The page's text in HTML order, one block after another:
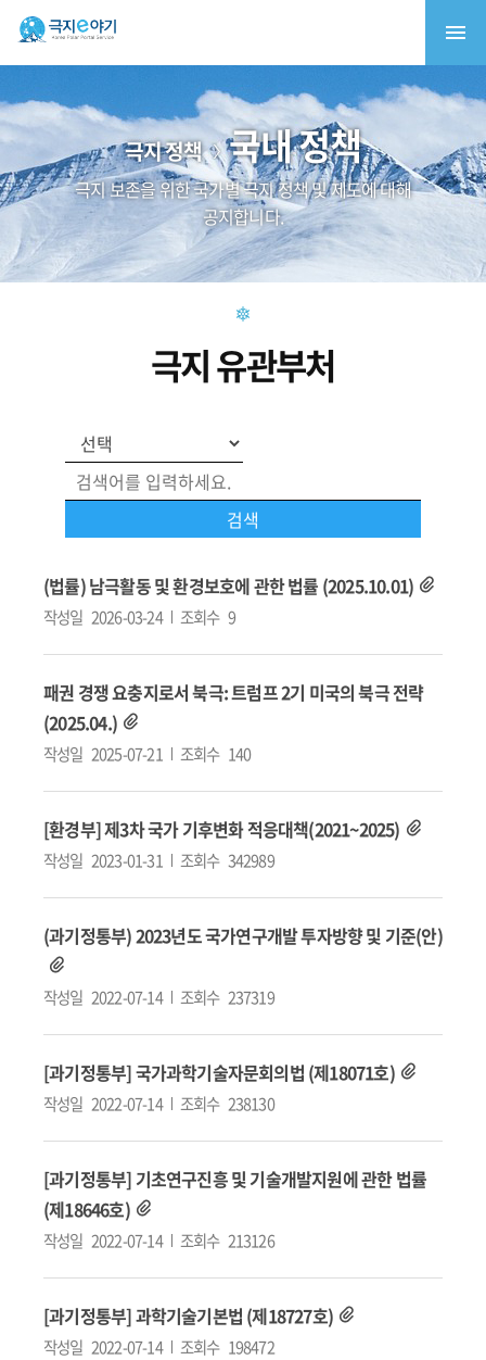
극지 정책 국내 정책
극지 보존을 위한 국가별 극지 정책 및 제도에 대해
공지합니다.
극지 유관부처
(법률) 남극활동 및 환경보호에 관한 법률 (2025.10.01)
작성일 2026-03-24 조회수 9
패권 경쟁 요충지로서 북극: 트럼프 2기 미국의 북극 전략
(2025.04.)
작성일 2025-07-21 조회수 140
[환경부] 제3차 국가 기후변화 적응대책(2021~2025)
작성일 2023-01-31 조회수 342989
(과기정통부) 2023년도 국가연구개발 투자방향 및 기준(안)
작성일 2022-07-14 조회수 237319
[과기정통부] 국가과학기술자문회의법 (제18071호)
작성일 2022-07-14 조회수 238130
[과기정통부] 기초연구진흥 및 기술개발지원에 관한 법률
(제18646호)
작성일 2022-07-14 조회수 213126
[과기정통부] 과학기술기본법 (제18727호)
작성일 2022-07-14 조회수 198472